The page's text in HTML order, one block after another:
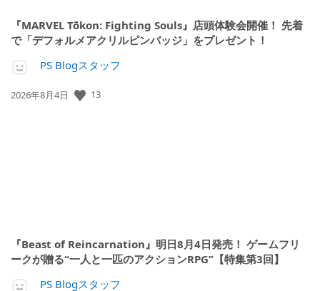
『MARVEL Tōkon: Fighting Souls』店頭体験会開催！ 先着
で「デフォルメアクリルピンバッジ」をプレゼント！
PS Blogスタッフ
公
2026年8月4日 13
『Beast of Reincarnation』明日8月4日発売！ ゲームフリ
ークが贈る“一人と一匹のアクションRPG”【特集第3回】
PS Blogスタッフ